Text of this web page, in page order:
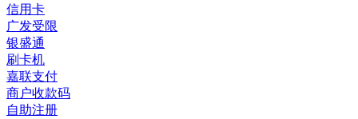
信用卡
广发受限
银盛通
刷卡机
嘉联支付
商户收款码
自助注册